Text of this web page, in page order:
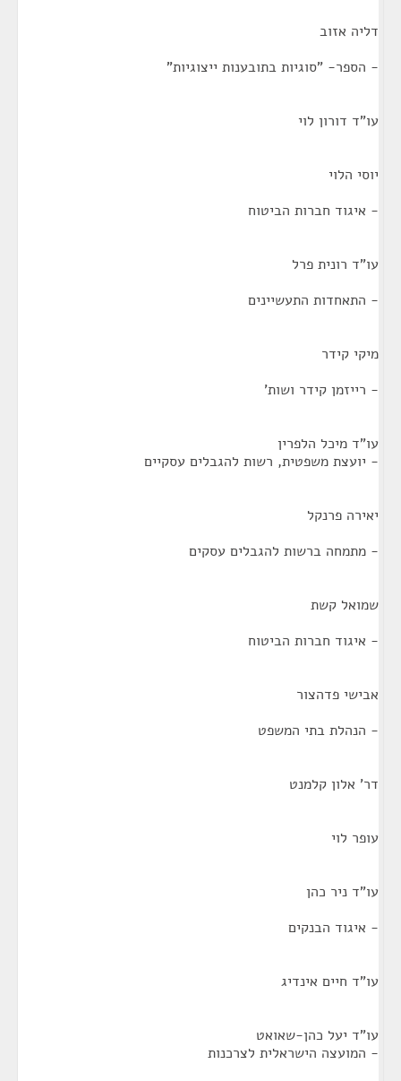
דליה אזוב
- הספר- "סוגיות בתובענות ייצוגיות"
עו"ד דורון לוי
יוסי הלוי
- איגוד חברות הביטוח
עו"ד רונית פרל
- התאחדות התעשיינים
מיקי קידר
- רייזמן קידר ושות'
עו"ד מיכל הלפרין
- יועצת משפטית, רשות להגבלים עסקיים
יאירה פרנקל
- מתמחה ברשות להגבלים עסקים
שמואל קשת
- איגוד חברות הביטוח
אבישי פדהצור
- הנהלת בתי המשפט
דר' אלון קלמנט
עופר לוי
עו"ד ניר כהן
- איגוד הבנקים
עו"ד חיים אינדיג
עו"ד יעל כהן-שאואט
- המועצה הישראלית לצרכנות